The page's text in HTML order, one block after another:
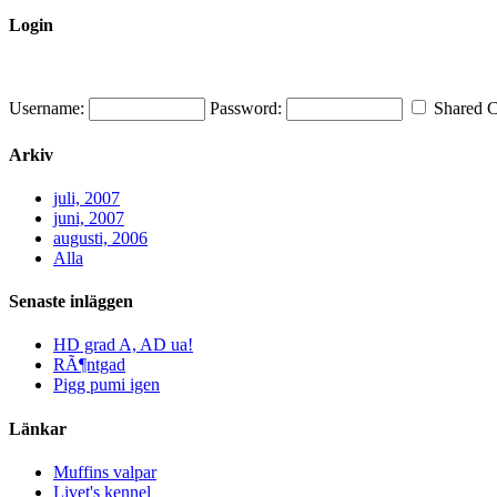
Login
Username: Password: Shared
Arkiv
juli, 2007
juni, 2007
augusti, 2006
Alla
Senaste inläggen
HD grad A, AD ua!
RÃ¶ntgad
Pigg pumi igen
Länkar
Muffins valpar
Livet's kennel